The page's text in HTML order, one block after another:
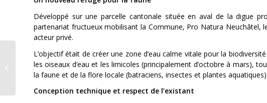
Développé sur une parcelle cantonale située en aval de la digue
partenariat fructueux mobilisant la Commune, Pro Natura
acteur privé.
L’objectif était de créer une zone d’eau calme vitale pour la
les oiseaux d’eau et les limicoles (principalement d’octobre à mars),
la faune et de la flore locale (batraciens, insectes et plantes aquatiques).
Conception technique et respect de l’existant
Le cinéma Colisée
mobilisé contre la
violence faite aux